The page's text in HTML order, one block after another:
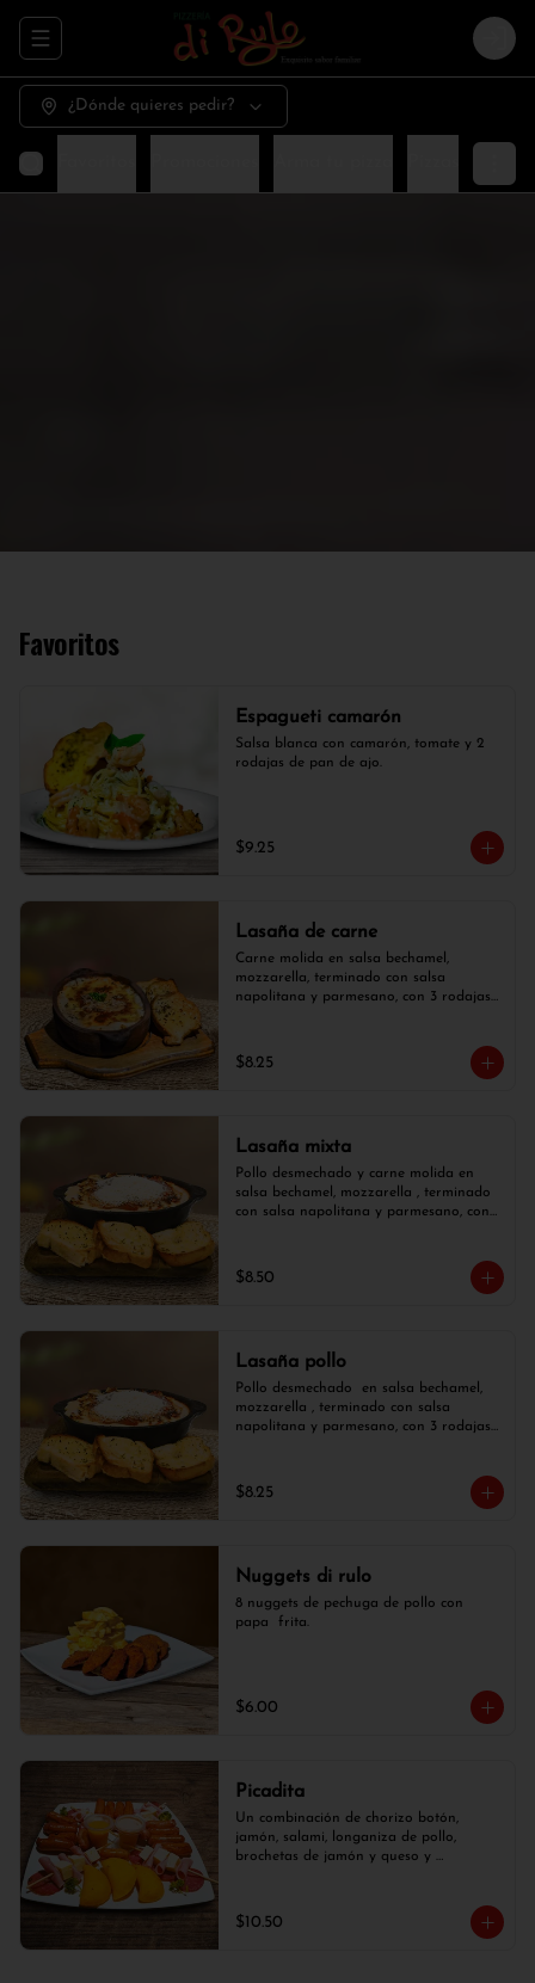
Abrir menu de navegación
¿Dónde quieres pedir?
Favoritos
Espagueti camarón
Salsa blanca con camarón, tomate y 2
rodajas de pan de ajo.
$9.25
Lasaña de carne
Carne molida en salsa bechamel,
mozzarella, terminado con salsa
napolitana y parmesano, con 3 rodajas
$8.25
Lasaña mixta
Pollo desmechado y carne molida en
salsa bechamel, mozzarella , terminado
con salsa napolitana y parmesano, con
$8.50
Lasaña pollo
Pollo desmechado  en salsa bechamel,
mozzarella , terminado con salsa
napolitana y parmesano, con 3 rodajas
$8.25
Nuggets di rulo
8 nuggets de pechuga de pollo con
papa  frita.
$6.00
Picadita
Un combinación de chorizo botón,
jamón, salami, longaniza de pollo,
brochetas de jamón y queso y
$10.50